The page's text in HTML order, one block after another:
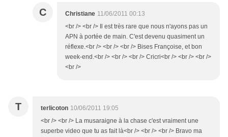
C Christiane 11/06/2011 00:13
<br /> <br /> Il est très rare que nous n'ayons pas un
APN à portée de main. C'est devenu quasiment un
réflexe.<br /> <br /> <br /> Bises Françoise, et bon
week-end.<br /> <br /> <br /> Cricri<br /> <br /> <br />
<br />
T terlicoton 10/06/2011 19:05
<br /> <br /> La musaraigne à la chase c'est vraiment une
superbe video que tu as fait là<br /> <br /> <br /> Bravo ma